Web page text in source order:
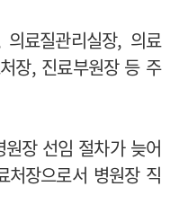
료질관리실장, 의료
장, 진료부원장 등 주
장 선임 절차가 늦어
장으로서 병원장 직